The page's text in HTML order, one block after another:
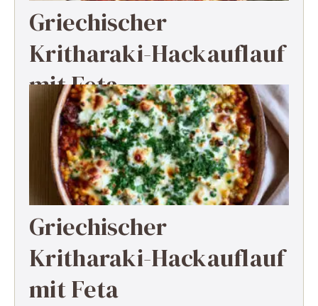
Griechischer
Kritharaki-Hackauflauf
mit Feta
Griechischer
Kritharaki-Hackauflauf
mit Feta